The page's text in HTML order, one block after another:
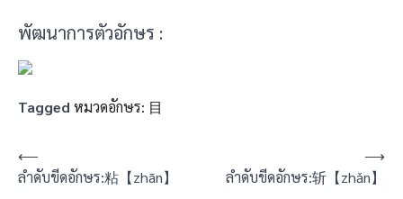
พัฒนาการตัวอักษร :
Tagged หมวดอักษร: 目
แนะแนว
เรื่อง
⟵
ลำดับขีดอักษร:粘【zhān】
ลำดับขีดอักษร:斩【zhǎn】
⟶